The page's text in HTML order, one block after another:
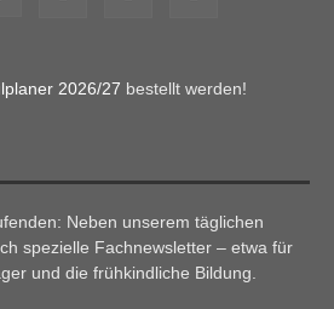
2026/27 bestellt werden!
Neben unserem täglichen
spezielle Fachnewsletter – etwa für
und die frühkindliche Bildung.